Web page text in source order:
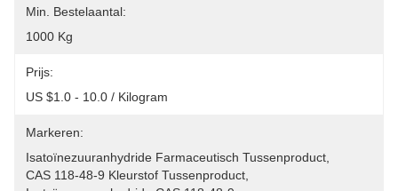
Min. Bestelaantal:
1000 Kg
Prijs:
US $1.0 - 10.0 / Kilogram
Markeren:
Isatoïnezuuranhydride Farmaceutisch Tussenproduct
CAS 118-48-9 Kleurstof Tussenproduct